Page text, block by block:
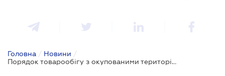
Головна / Новини /
Порядок товарообігу з окупованими територіями врегульовано